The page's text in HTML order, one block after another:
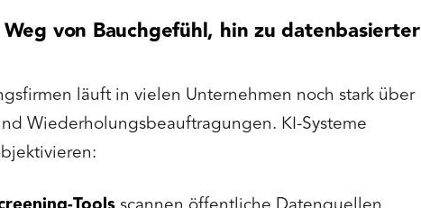
von Bauchgefühl, hin zu datenbasierter
läuft in vielen Unternehmen noch stark über
Wiederholungsbeauftragungen. KI-Systeme